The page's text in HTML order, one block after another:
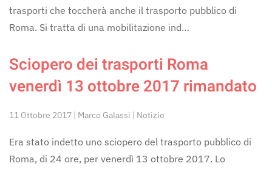
trasporti che toccherà anche il trasporto pubblico di
Roma. Si tratta di una mobilitazione ind…
Sciopero dei trasporti Roma
venerdì 13 ottobre 2017 rimandato
11 Ottobre 2017 | Marco Galassi | Notizie
Era stato indetto uno sciopero del trasporto pubblico di
Roma, di 24 ore, per venerdì 13 ottobre 2017. Lo